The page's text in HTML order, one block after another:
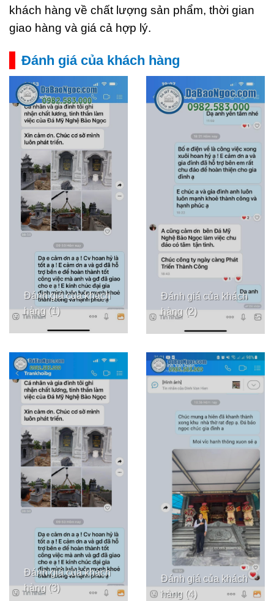
khách hàng về chất lượng sản phẩm, thời gian
giao hàng và giá cả hợp lý.
Đánh giá của khách hàng
Đánh giá của khách
hàng (1)
Đánh giá của khách
hàng (2)
Đánh giá của khách
hàng (3)
Đánh giá của khách
hàng (4)